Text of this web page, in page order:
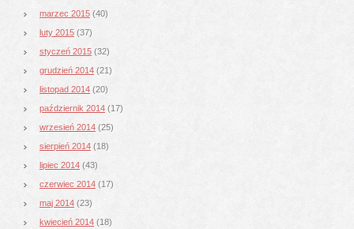
marzec 2015 (40)
luty 2015 (37)
styczeń 2015 (32)
grudzień 2014 (21)
listopad 2014 (20)
październik 2014 (17)
wrzesień 2014 (25)
sierpień 2014 (18)
lipiec 2014 (43)
czerwiec 2014 (17)
maj 2014 (23)
kwiecień 2014 (18)